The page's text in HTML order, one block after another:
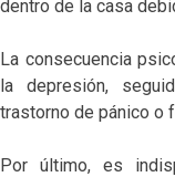
dentro de la casa
La consecuencia
la depresión,
trastorno de pánico o
Por último, es